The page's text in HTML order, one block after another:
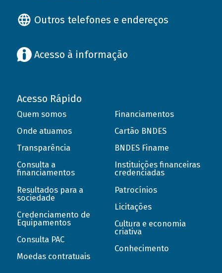
Outros telefones e endereços
Acesso à informação
Acesso Rápido
Quem somos
Onde atuamos
Transparência
Consulta a
financiamentos
Resultados para a
sociedade
Credenciamento de
Equipamentos
Consulta PAC
Moedas contratuais
Financiamentos
Cartão BNDES
BNDES Finame
Instituições financeiras
credenciadas
Patrocínios
Licitações
Cultura e economia
criativa
Conhecimento